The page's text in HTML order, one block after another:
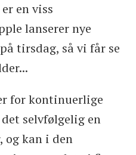
en viss
lanserer nye
tirsdag, så vi får se
for kontinuerlige
selvfølgelig en
og kan i den